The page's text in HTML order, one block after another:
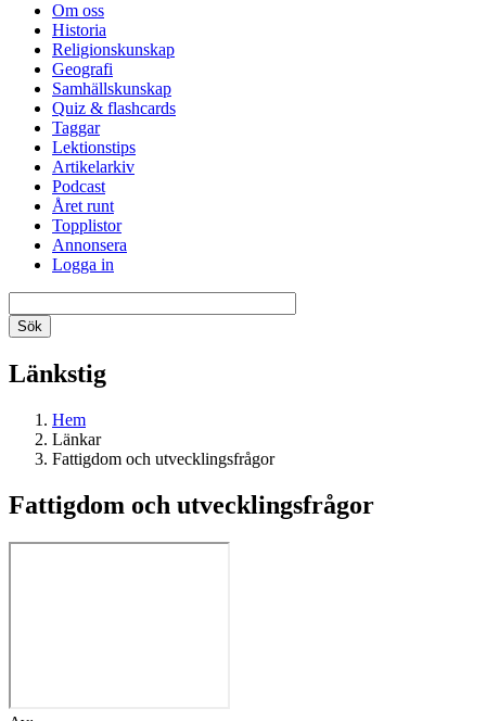
Om oss
Historia
Religionskunskap
Geografi
Samhällskunskap
Quiz & flashcards
Taggar
Lektionstips
Artikelarkiv
Podcast
Året runt
Topplistor
Annonsera
Logga in
Länkstig
Hem
Länkar
Fattigdom och utvecklingsfrågor
Fattigdom och utvecklingsfrågor